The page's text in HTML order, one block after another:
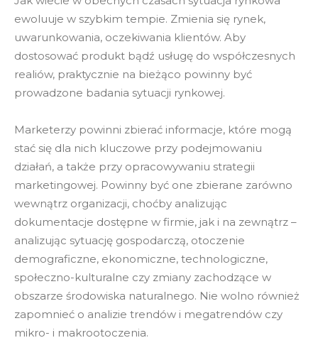
ewoluuje w szybkim tempie. Zmienia się rynek,
uwarunkowania, oczekiwania klientów. Aby
dostosować produkt bądź usługę do współczesnych
realiów, praktycznie na bieżąco powinny być
prowadzone badania sytuacji rynkowej.
Marketerzy powinni zbierać informacje, które mogą
stać się dla nich kluczowe przy podejmowaniu
działań, a także przy opracowywaniu strategii
marketingowej. Powinny być one zbierane zarówno
wewnątrz organizacji, choćby analizując
dokumentacje dostępne w firmie, jak i na zewnątrz –
analizując sytuację gospodarczą, otoczenie
demograficzne, ekonomiczne, technologiczne,
społeczno-kulturalne czy zmiany zachodzące w
obszarze środowiska naturalnego. Nie wolno również
zapomnieć o analizie trendów i megatrendów czy
mikro- i makrootoczenia.